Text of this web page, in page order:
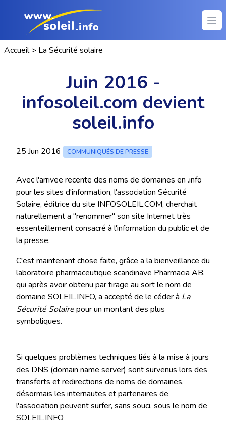
Accueil > La Sécurité solaire
Juin 2016 -
infosoleil.com devient
soleil.info
25 Jun 2016 COMMUNIQUÉS DE PRESSE
Avec l'arrivee recente des noms de domaines en .info
pour les sites d'information, l'association Sécurité
Solaire, éditrice du site INFOSOLEIL.COM, cherchait
naturellement a "renommer" son site Internet très
essenteillement consacré à l'information du public et de
la presse.
C'est maintenant chose faite, grâce a la bienveillance du
laboratoire pharmaceutique scandinave Pharmacia AB,
qui après avoir obtenu par tirage au sort le nom de
domaine SOLEIL.INFO, a accepté de le céder à La
Sécurité Solairepour un montant des plus
symboliques.
Si quelques problèmes techniques liés à la mise à jours
des DNS (domain name server) sont survenus lors des
transferts et redirections de noms de domaines,
désormais les internautes et partenaires de
l'association peuvent surfer, sans souci, sous le nom de
SOLEIL.INFO